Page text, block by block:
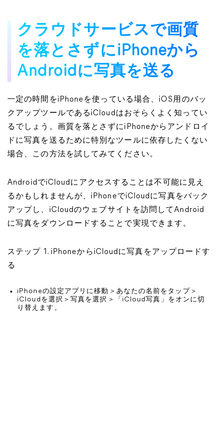
クラウドサービスで画質
を落とさずにiPhoneから
Androidに写真を送る
一定の時間をiPhoneを使っている場合、iOS用のバッ
クアップツールであるiCloudはおそらくよく知ってい
るでしょう。画質を落とさずにiPhoneからアンドロイ
ドに写真を送るために特別なツールに依存したくない
場合、この方法を試してみてください。
AndroidでiCloudにアクセスすることは不可能に見え
るかもしれませんが、iPhoneでiCloudに写真をバック
アップし、iCloudのウェブサイトを訪問してAndroid
に写真をダウンロードすることで実現できます。
ステップ 1. iPhoneからiCloudに写真をアップロードす
る
iPhoneの設定アプリに移動＞あなたの名前をタップ＞
iCloudを選択＞写真を選択＞「iCloud写真」をオンに切
り替えます。